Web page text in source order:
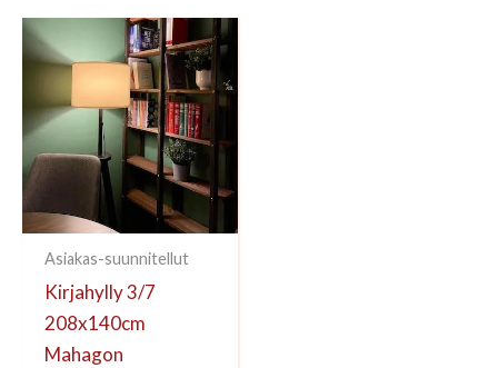
Asiakas-suunnitellut
Kirjahylly 3/7
208x140cm
Mahagon